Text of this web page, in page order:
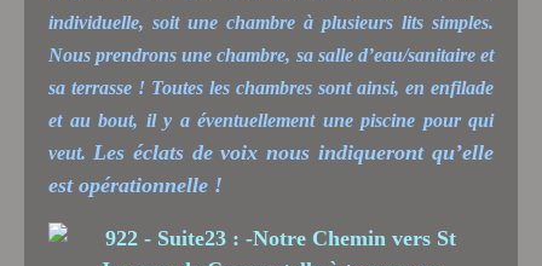
individuelle, soit une chambre à plusieurs lits simples.
Nous prendrons une chambre, sa salle d’eau/sanitaire et
sa terrasse ! Toutes les chambres sont ainsi, en enfilade
et au bout, il y a éventuellement une piscine pour qui
veut. Les éclats de voix nous indiqueront qu’elle
est opérationnelle !